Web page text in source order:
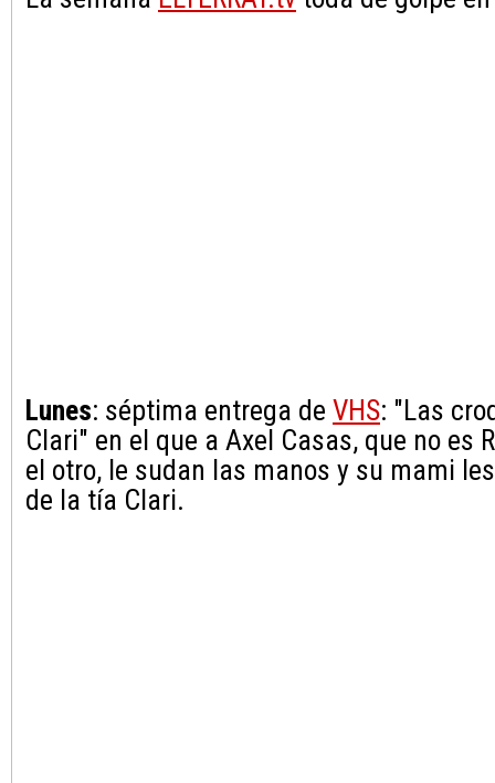
Lunes: séptima entrega de VHS: "Las
Clari" en el que a Axel Casas, que no es
el otro, le sudan las manos y su mami
de la tía Clari.